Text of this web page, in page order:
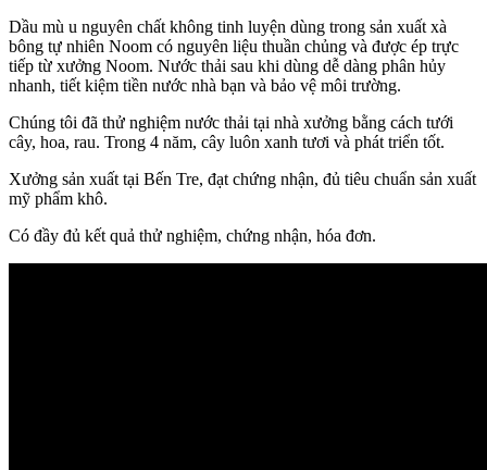
Dầu mù u nguyên chất không tinh luyện dùng trong sản xuất xà
bông tự nhiên Noom có nguyên liệu thuần chủng và được ép trực
tiếp từ xưởng Noom. Nước thải sau khi dùng dễ dàng phân hủy
nhanh, tiết kiệm tiền nước nhà bạn và bảo vệ môi trường.
Chúng tôi đã thử nghiệm nước thải tại nhà xưởng bằng cách tưới
cây, hoa, rau. Trong 4 năm, cây luôn xanh tươi và phát triển tốt.
Xưởng sản xuất tại Bến Tre, đạt chứng nhận, đủ tiêu chuẩn sản xuất
mỹ phẩm khô.
Có đầy đủ kết quả thử nghiệm, chứng nhận, hóa đơn.